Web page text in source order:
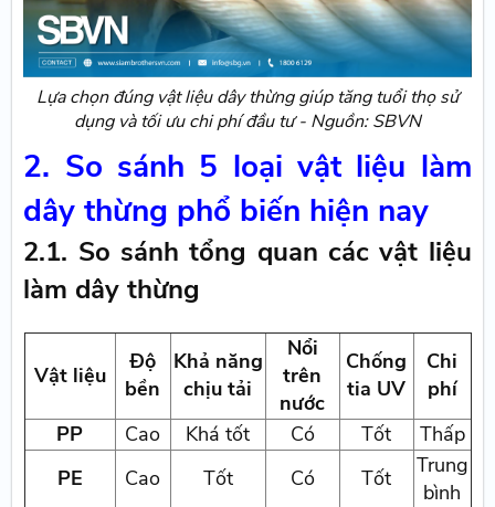
Lựa chọn đúng vật liệu dây thừng giúp tăng tuổi thọ sử
dụng và tối ưu chi phí đầu tư - Nguồn: SBVN
2. So sánh 5 loại vật liệu làm
dây thừng phổ biến hiện nay
2.1. So sánh tổng quan các vật liệu
làm dây thừng
Vật liệu
Độ
bền
Khả năng
chịu tải
Nổi
trên
nước
Chống
tia UV
Chi
phí
PP
Cao Khá tốt Có Tốt
Thấp
PE
Cao Tốt Có Tốt
Trung
bình